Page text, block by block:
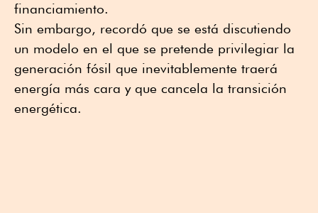
financiamiento.
Sin embargo, recordó que se está discutiendo
un modelo en el que se pretende privilegiar la
generación fósil que inevitablemente traerá
energía más cara y que cancela la transición
energética.